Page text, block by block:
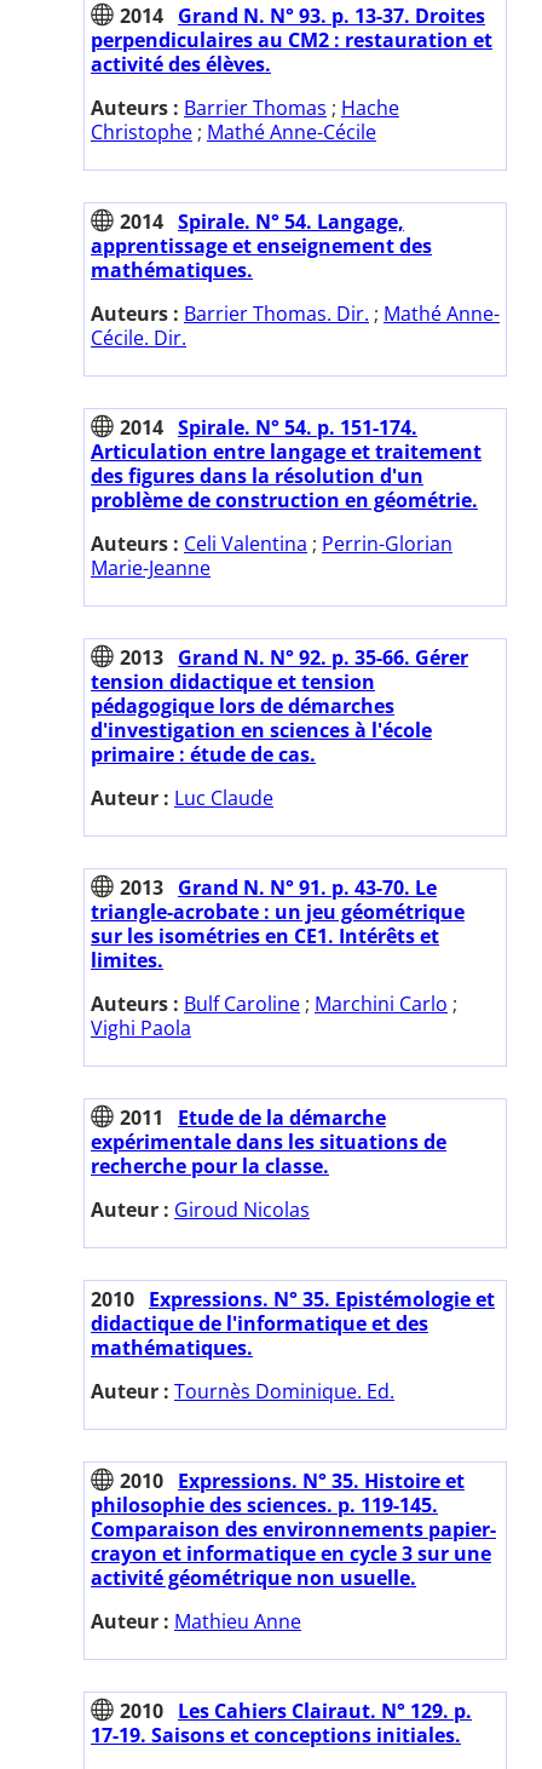
2014 Grand N. N° 93. p. 13-37. Droites
perpendiculaires au CM2 : restauration et
activité des élèves.
Auteurs : Barrier Thomas ; Hache
Christophe ; Mathé Anne-Cécile
2014 Spirale. N° 54. Langage,
apprentissage et enseignement des
mathématiques.
Auteurs : Barrier Thomas. Dir. ; Mathé Anne-
Cécile. Dir.
2014 Spirale. N° 54. p. 151-174.
Articulation entre langage et traitement
des figures dans la résolution d'un
problème de construction en géométrie.
Auteurs : Celi Valentina ; Perrin-Glorian
Marie-Jeanne
2013 Grand N. N° 92. p. 35-66. Gérer
tension didactique et tension
pédagogique lors de démarches
d'investigation en sciences à l'école
primaire : étude de cas.
Auteur : Luc Claude
2013 Grand N. N° 91. p. 43-70. Le
triangle-acrobate : un jeu géométrique
sur les isométries en CE1. Intérêts et
limites.
Auteurs : Bulf Caroline ; Marchini Carlo ;
Vighi Paola
2011
Etude de la démarche
expérimentale dans les situations de
recherche pour la classe.
Auteur : Giroud Nicolas
2010 Expressions. N° 35. Epistémologie et
didactique de l'informatique et des
mathématiques.
Auteur : Tournès Dominique. Ed.
2010 Expressions. N° 35. Histoire et
philosophie des sciences. p. 119-145.
Comparaison des environnements papier-
crayon et informatique en cycle 3 sur une
activité géométrique non usuelle.
Auteur : Mathieu Anne
2010 Les Cahiers Clairaut. N° 129. p.
17-19. Saisons et conceptions initiales.